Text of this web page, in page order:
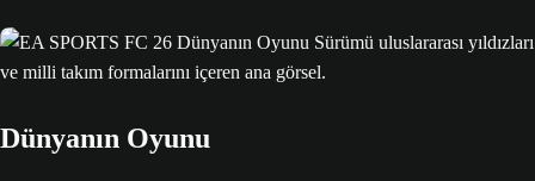
Dünyanın Oyunu